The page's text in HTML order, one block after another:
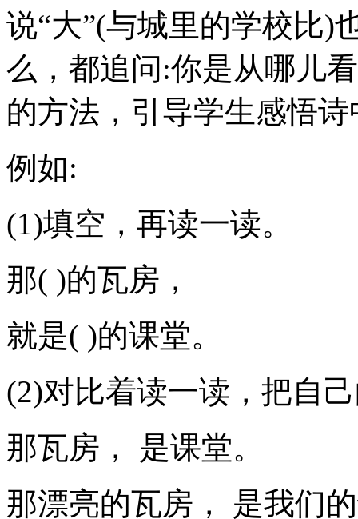
说“大”(与城里的学校比)
么，都追问:你是从哪儿
的方法，引导学生感悟
例如:
(1)填空，再读一读。
那( )的瓦房，
就是( )的课堂。
(2)对比着读一读，把自
那瓦房， 是课堂。
那漂亮的瓦房， 是我们